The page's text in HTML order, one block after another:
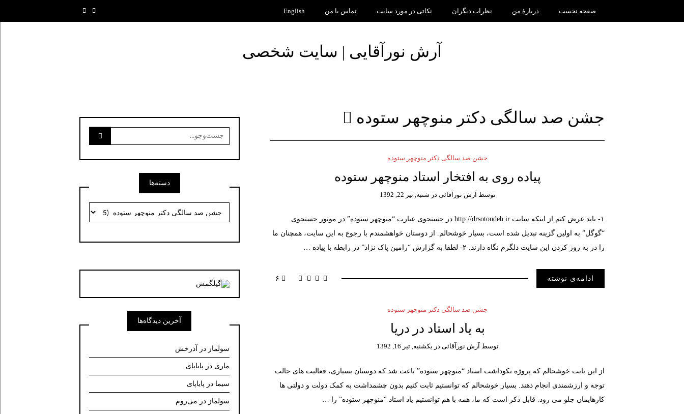
صفحه نخست دربارۀ من نظرات دیگران نکاتی در مورد سایت تماس با من English
آرش نورآقایی | سایت شخصی
جشن صد سالگی دکتر منوچهر ستوده
جشن صد سالگی دکتر منوچهر ستوده
پیاده روی به افتخار استاد منوچهر ستوده
توسط آرش نورآقائی در شنبه, تیر 22, 1392
۱- باید عرض کنم از اینکه سایت http://drsotoudeh.ir در جستجوی عبارت “منوچهر ستوده” در موتور جستجوی
“گوگل” به اولین گزینه تبدیل شده است، بسیار خوشحالم. از دوستان خواهشمندم با رجوع به این سایت، همچنان ما
را در به روز کردن این سایت دلگرم نگاه دارند. ۲- لطفا به گزارش “رامین پاک نژاد” در رابطه با پیاده …
ادامه‌ی نوشته ۶
جشن صد سالگی دکتر منوچهر ستوده
به یاد استاد در دریا
توسط آرش نورآقائی در یکشنبه, تیر 16, 1392
از این بابت خوشحالم که پروژه نکوداشت استاد “منوچهر ستوده” باعث شد که دوستان بسیاری، فعالیت های جالب
توجه و ارزشمندی انجام دهند. بسیار خوشحالم که توانستیم ثابت کنیم بدون چشمداشت به کمک دولت و دولتی ها
کارهایمان جلو می رود. قابل ذکر است که ما، همه با هم توانستیم یاد استاد “منوچهر ستوده” را …
برای:
دسته‌ها
آخرین دیدگاه‌ها
سولماز در آذرخش
ماری در پایاپای
سیما در پایاپای
سولماز در می‌روم